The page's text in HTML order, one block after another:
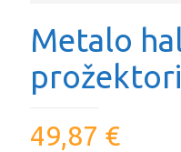
Metalo
49,87 €